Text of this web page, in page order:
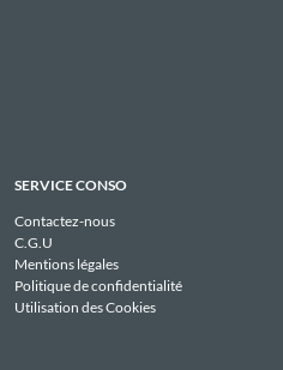
SERVICE CONSO
Contactez-nous
C.G.U
Mentions légales
Politique de confidentialité
Utilisation des Cookies